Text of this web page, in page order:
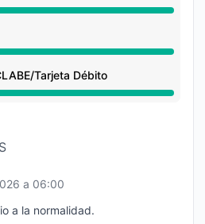
de 12:00 AM a 6:00 AM
de 12:00 AM a 6:00 AM
Tarjeta Débito
de 12:00 AM a 6:00 AM
a 06:00
a la normalidad.